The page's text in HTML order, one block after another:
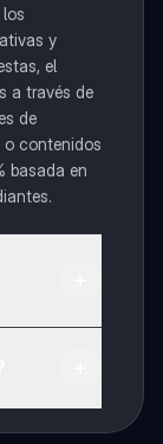
y
el
a través de
de
o contenidos
basada en